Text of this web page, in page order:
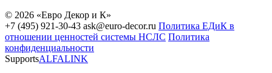
© 2026 «Евро Декор и К»
+7 (495) 921-30-43 ask@euro-decor.ru Политика ЕДиК в
отношении ценностей системы НСЛС Политика
конфиденциальности
SupportsALFALINK